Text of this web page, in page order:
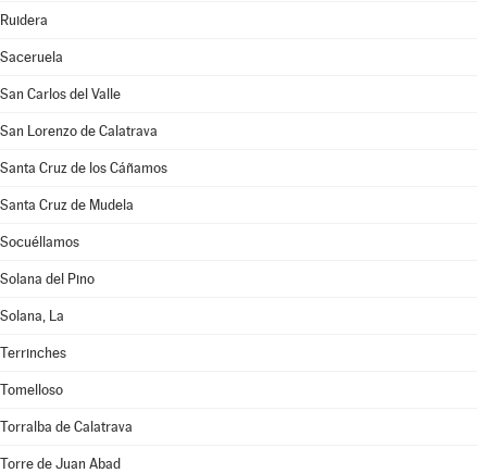
Ruidera
Saceruela
San Carlos del Valle
San Lorenzo de Calatrava
Santa Cruz de los Cáñamos
Santa Cruz de Mudela
Socuéllamos
Solana del Pino
Solana, La
Terrinches
Tomelloso
Torralba de Calatrava
Torre de Juan Abad